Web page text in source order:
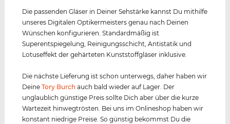
Die passenden Gläser in Deiner Sehstärke kannst Du mithilfe
unseres Digitalen Optikermeisters genau nach Deinen
Wünschen konfigurieren. Standardmäßig ist
Superentspiegelung, Reinigungsschicht, Antistatik und
Lotuseffekt der gehärteten Kunststoffgläser inklusive.
Die nächste Lieferung ist schon unterwegs, daher haben wir
DeineTory Burch auch bald wieder auf Lager. Der
unglaublich günstige Preis sollte Dich aber über die kurze
Wartezeit hinwegtrösten. Bei uns im Onlineshop haben wir
konstant niedrige Preise. So günstig bekommst Du die